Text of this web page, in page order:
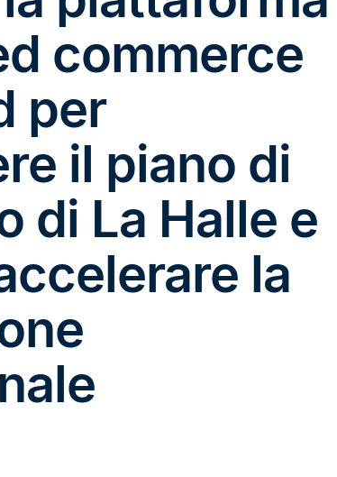
commerce
per
il piano di
di La Halle e
la